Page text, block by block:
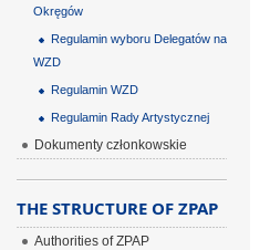
Okręgów
Regulamin wyboru Delegatów na
WZD
Regulamin WZD
Regulamin Rady Artystycznej
Dokumenty członkowskie
THE STRUCTURE OF ZPAP
Authorities of ZPAP